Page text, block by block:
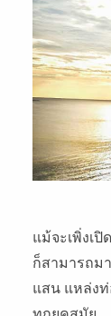
แม้จะเพิ่งเ
ก็สามารถม
แสน แหล่ง